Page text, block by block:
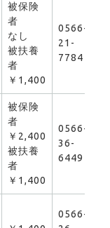
被保険
者
なし
被扶養
者
￥1,400
0566-
21-
7784
被保険
者
￥2,400
被扶養
者
￥1,400
0566-
36-
6449
0566-